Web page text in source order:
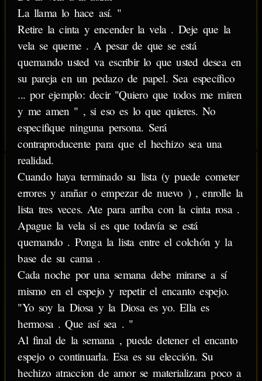
La llama lo hace así. "
Retire la cinta y encender la vela . Deje que la
vela se queme . A pesar de que se está
quemando usted va escribir lo que usted desea en
su pareja en un pedazo de papel. Sea específico
... por ejemplo: decir "Quiero que todos me miren
y me amen " , si eso es lo que quieres. No
especifique ninguna persona. Será
contraproducente para que el hechizo sea una
realidad.
Cuando haya terminado su lista (y puede cometer
errores y arañar o empezar de nuevo ) , enrolle la
lista tres veces. Ate para arriba con la cinta rosa .
Apague la vela si es que todavía se está
quemando . Ponga la lista entre el colchón y la
base de su cama .
Cada noche por una semana debe mirarse a sí
mismo en el espejo y repetir el encanto espejo.
"Yo soy la Diosa y la Diosa es yo. Ella es
hermosa . Que así sea . "
Al final de la semana , puede detener el encanto
espejo o continuarla. Esa es su elección. Su
hechizo atraccion de amor se materializara poco a